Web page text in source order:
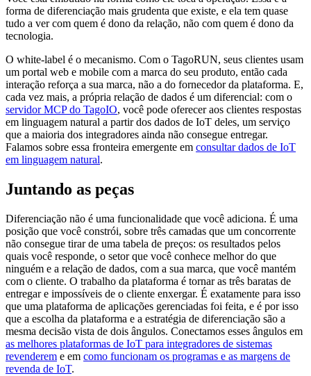
forma de diferenciação mais grudenta que existe, e ela tem quase
tudo a ver com quem é dono da relação, não com quem é dono da
tecnologia.
O white-label é o mecanismo. Com o TagoRUN, seus clientes usam
um portal web e mobile com a marca do seu produto, então cada
interação reforça a sua marca, não a do fornecedor da plataforma. E,
cada vez mais, a própria relação de dados é um diferencial: com o
servidor MCP do TagoIO, você pode oferecer aos clientes respostas
em linguagem natural a partir dos dados de IoT deles, um serviço
que a maioria dos integradores ainda não consegue entregar.
Falamos sobre essa fronteira emergente em consultar dados de IoT
em linguagem natural.
Juntando as peças
Diferenciação não é uma funcionalidade que você adiciona. É uma
posição que você constrói, sobre três camadas que um concorrente
não consegue tirar de uma tabela de preços: os resultados pelos
quais você responde, o setor que você conhece melhor do que
ninguém e a relação de dados, com a sua marca, que você mantém
com o cliente. O trabalho da plataforma é tornar as três baratas de
entregar e impossíveis de o cliente enxergar. É exatamente para isso
que uma plataforma de aplicações gerenciadas foi feita, e é por isso
que a escolha da plataforma e a estratégia de diferenciação são a
mesma decisão vista de dois ângulos. Conectamos esses ângulos em
as melhores plataformas de IoT para integradores de sistemas
revenderem e em como funcionam os programas e as margens de
revenda de IoT.